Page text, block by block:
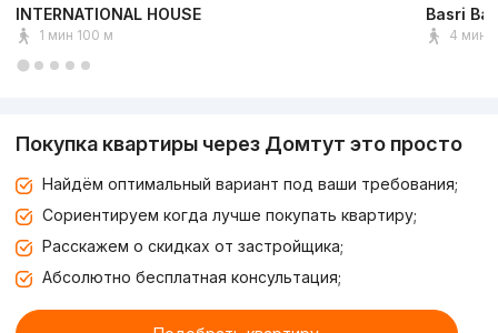
INTERNATIONAL HOUSE
1 мин 100 м
Basri
4 мин
Покупка квартиры через Домтут это просто
Найдём оптимальный вариант под ваши требования;
Сориентируем когда лучше покупать квартиру;
Расскажем о скидках от застройщика;
Абсолютно бесплатная консультация;